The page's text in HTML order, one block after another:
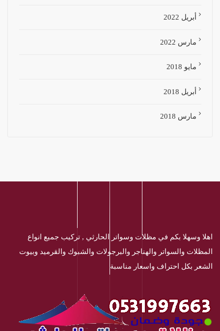
أبريل 2022
مارس 2022
مايو 2018
أبريل 2018
مارس 2018
اهلا وسهلا بكم في مظلات وسواتر الحارثي , تركيب جميع انواع
المظلات والسواتر والهناجر والبرجولات والشبوك والقرميد وبيوت
الشعر بكل احتراف واسعار مناسبة